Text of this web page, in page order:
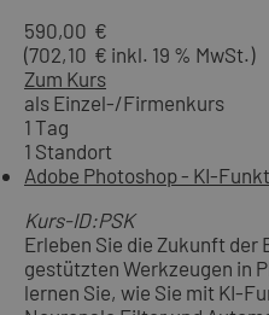
590,00 €
(702,10 € inkl. 19 % MwSt.)
Zum Kurs
als Einzel-/Firmenkurs
1 Tag
1 Standort
Adobe Photoshop - KI-
Kurs-ID:PSK
Erleben Sie die Zukunft
gestützten Werkzeugen in
lernen Sie, wie Sie mit KI-